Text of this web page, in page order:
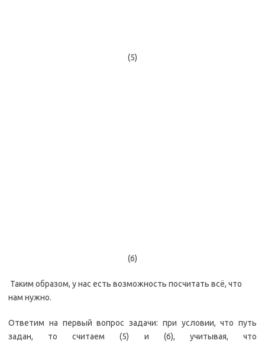
(5)
(6)
Таким образом, у нас есть возможность посчитать всё, что
нам нужно.
Ответим на первый вопрос задачи: при условии, что путь
задан, то считаем (5) и (6), учитывая, что